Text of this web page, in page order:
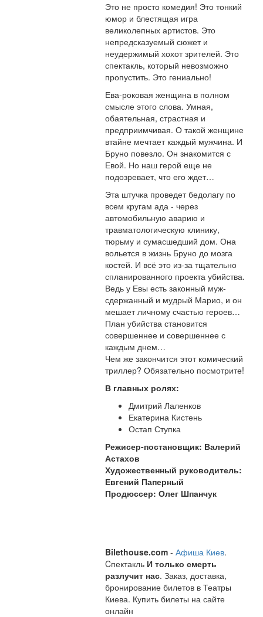
Это не просто комедия! Это тонкий
юмор и блестящая игра
великолепных артистов. Это
непредсказуемый сюжет и
неудержимый хохот зрителей. Это
спектакль, который невозможно
пропустить. Это гениально!
Ева-роковая женщина в полном
смысле этого слова. Умная,
обаятельная, страстная и
предприимчивая. О такой женщине
втайне мечтает каждый мужчина. И
Бруно повезло. Он знакомится с
Евой. Но наш герой еще не
подозревает, что его ждет…
Эта штучка проведет бедолагу по
всем кругам ада - через
автомобильную аварию и
травматологическую клинику,
тюрьму и сумасшедший дом. Она
вольется в жизнь Бруно до мозга
костей. И всё это из-за тщательно
спланированного проекта убийства.
Ведь у Евы есть законный муж-
сдержанный и мудрый Марио, и он
мешает личному счастью героев…
План убийства становится
совершеннее и совершеннее с
каждым днем…
Чем же закончится этот комический
триллер? Обязательно посмотрите!
В главных ролях:
Дмитрий Лаленков
Екатерина Кистень
Остап Ступка
Режисер-постановщик: Валерий
Астахов
Художественный руководитель:
Евгений Паперный
Продюссер: Олег Шпанчук
Bilethouse.com -Афиша Киев.
Cпектакль И только смерть
разлучит нас. Заказ, доставка,
бронирование билетов в Театры
Киева. Купить билеты на сайте
онлайн